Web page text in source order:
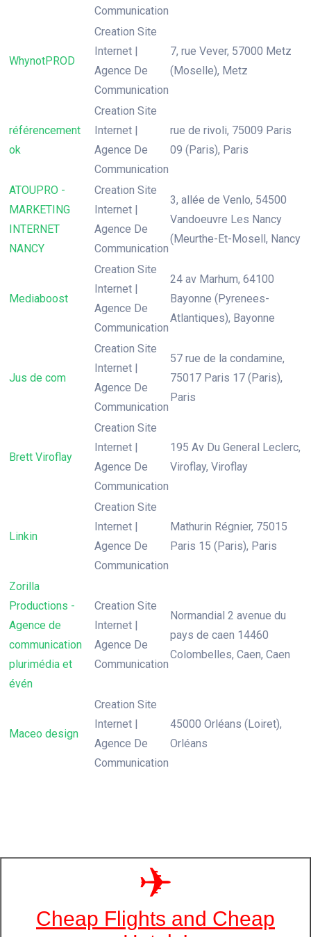
Communication
WhynotPROD
Creation Site
Internet |
Agence De
Communication
7, rue Vever, 57000 Metz
(Moselle), Metz
référencement
ok
Creation Site
Internet |
Agence De
Communication
rue de rivoli, 75009 Paris
09 (Paris), Paris
ATOUPRO -
MARKETING
INTERNET
NANCY
Creation Site
Internet |
Agence De
Communication
3, allée de Venlo, 54500
Vandoeuvre Les Nancy
(Meurthe-Et-Mosell, Nancy
Mediaboost
Creation Site
Internet |
Agence De
Communication
24 av Marhum, 64100
Bayonne (Pyrenees-
Atlantiques), Bayonne
Jus de com
Creation Site
Internet |
Agence De
Communication
57 rue de la condamine,
75017 Paris 17 (Paris),
Paris
Brett Viroflay
Creation Site
Internet |
Agence De
Communication
195 Av Du General Leclerc,
Viroflay, Viroflay
Linkin
Creation Site
Internet |
Agence De
Communication
Mathurin Régnier, 75015
Paris 15 (Paris), Paris
Zorilla
Productions -
Agence de
communication
plurimédia et
évén
Creation Site
Internet |
Agence De
Communication
Normandial 2 avenue du
pays de caen 14460
Colombelles, Caen, Caen
Maceo design
Creation Site
Internet |
Agence De
Communication
45000 Orléans (Loiret),
Orléans